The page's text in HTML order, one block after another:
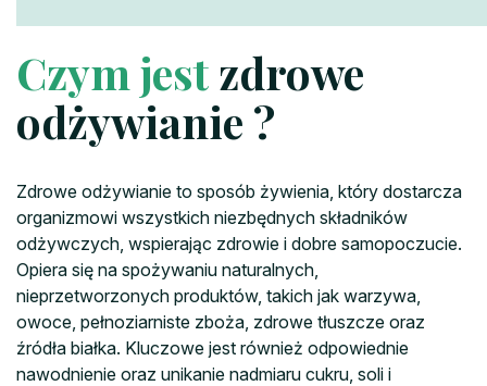
Czym jest zdrowe
odżywianie ?
Zdrowe odżywianie to sposób żywienia, który dostarcza
organizmowi wszystkich niezbędnych składników
odżywczych, wspierając zdrowie i dobre samopoczucie.
Opiera się na spożywaniu naturalnych,
nieprzetworzonych produktów, takich jak warzywa,
owoce, pełnoziarniste zboża, zdrowe tłuszcze oraz
źródła białka. Kluczowe jest również odpowiednie
nawodnienie oraz unikanie nadmiaru cukru, soli i